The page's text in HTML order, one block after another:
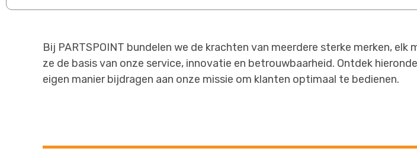
Bij PARTSPOINT bundelen we de krachten van meerdere sterke merken,
ze de basis van onze service, innovatie en betrouwbaarheid. Ontdek
eigen manier bijdragen aan onze missie om klanten optimaal te bedienen.